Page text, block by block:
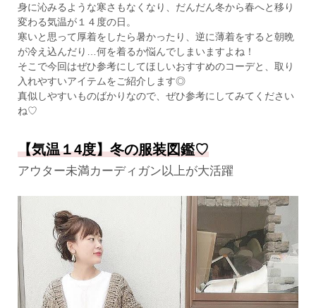
身に沁みるような寒さもなくなり、だんだん冬から春へと移り
変わる気温が１４度の日。
寒いと思って厚着をしたら暑かったり、逆に薄着をすると朝晩
が冷え込んだり…何を着るか悩んでしまいますよね！
そこで今回はぜひ参考にしてほしいおすすめのコーデと、取り
入れやすいアイテムをご紹介します◎
真似しやすいものばかりなので、ぜひ参考にしてみてください
ね♡
【気温１4度】冬の服装図鑑♡
アウター未満カーディガン以上が大活躍